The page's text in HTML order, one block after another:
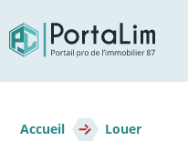
directement
au
contenu
d'Ariane
Accueil Louer